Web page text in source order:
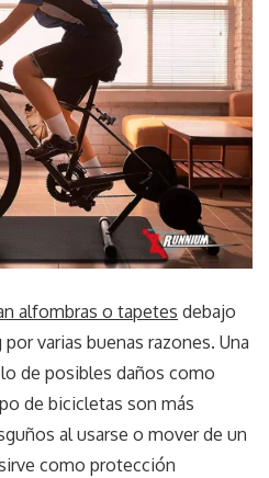
alfombras o tapetes debajo
varias buenas razones. Una
de posibles daños como
de bicicletas son más
al usarse o mover de un
como protección